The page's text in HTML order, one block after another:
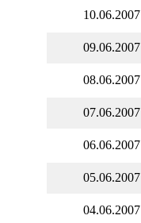
10.06.2007
09.06.2007
08.06.2007
07.06.2007
06.06.2007
05.06.2007
04.06.2007